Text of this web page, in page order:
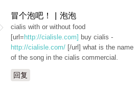
冒个泡吧！ | 泡泡
cialis with or without food
[url= http://cialisle.com] buy cialis -
http://cialisle.com/ [/url] what is the name
of the song in the cialis commercial.
回复